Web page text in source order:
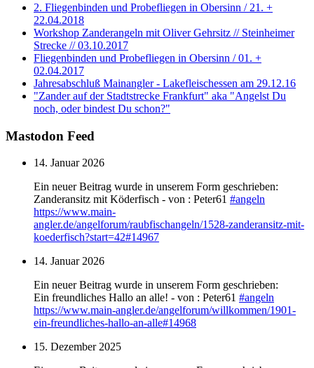
2. Fliegenbinden und Probefliegen in Obersinn / 21. +
22.04.2018
Workshop Zanderangeln mit Oliver Gehrsitz // Steinheimer
Strecke // 03.10.2017
Fliegenbinden und Probefliegen in Obersinn / 01. +
02.04.2017
Jahresabschluß Mainangler - Lakefleischessen am 29.12.16
"Zander auf der Stadtstrecke Frankfurt" aka "Angelst Du
noch, oder bindest Du schon?"
Mastodon Feed
14. Januar 2026
Ein neuer Beitrag wurde in unserem Form geschrieben:
Zanderansitz mit Köderfisch - von : Peter61 #angeln
https://www.main-
angler.de/angelforum/raubfischangeln/1528-zanderansitz-mit-
koederfisch?start=42#14967
14. Januar 2026
Ein neuer Beitrag wurde in unserem Form geschrieben:
Ein freundliches Hallo an alle! - von : Peter61 #angeln
https://www.main-angler.de/angelforum/willkommen/1901-
ein-freundliches-hallo-an-alle#14968
15. Dezember 2025